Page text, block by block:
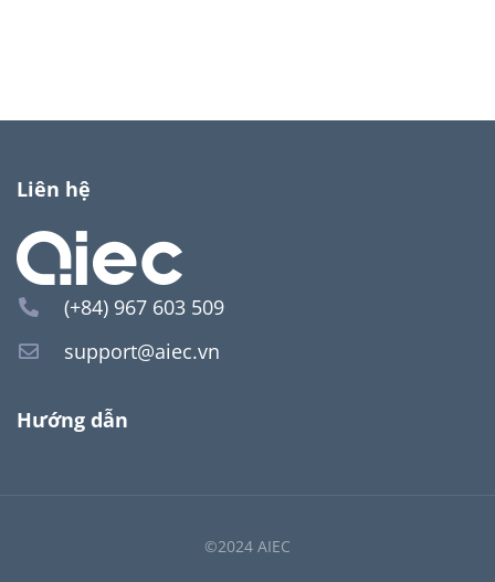
Liên hệ
(+84) 967 603 509
support@aiec.vn
Hướng dẫn
©2024 AIEC